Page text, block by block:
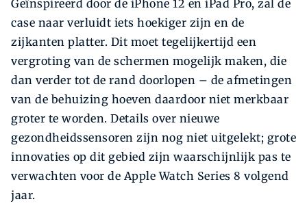
Geïnspireerd door de iPhone 12 en iPad Pro, zal de
case naar verluidt iets hoekiger zijn en de
zijkanten platter. Dit moet tegelijkertijd een
vergroting van de schermen mogelijk maken, die
dan verder tot de rand doorlopen – de afmetingen
van de behuizing hoeven daardoor niet merkbaar
groter te worden. Details over nieuwe
gezondheidssensoren zijn nog niet uitgelekt; grote
innovaties op dit gebied zijn waarschijnlijk pas te
verwachten voor de Apple Watch Series 8 volgend
jaar.